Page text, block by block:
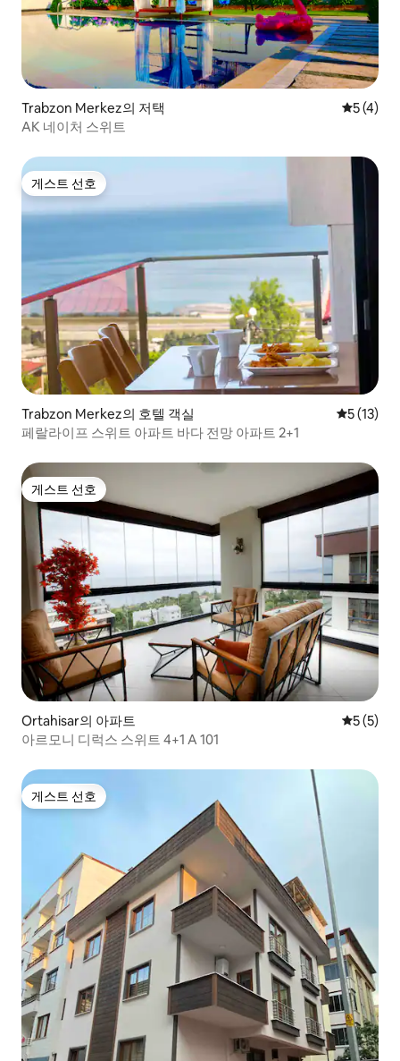
Trabzon Merkez의 저택 평점 5점
5 (4)
AK 네이처 스위트
게스트 선호
게스트 선호
Trabzon Merkez의 호텔 객실 평점 5점
5 (13)
페랄라이프 스위트 아파트 바다 전망 아파트 2+1
게스트 선호
게스트 선호
Ortahisar의 아파트 평점 5점
5 (5)
아르모니 디럭스 스위트 4+1 A 101
게스트 선호
게스트 선호